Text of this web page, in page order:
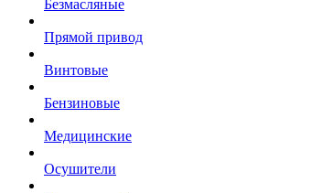
Безмасляные
Прямой привод
Винтовые
Бензиновые
Медицинские
Осушители